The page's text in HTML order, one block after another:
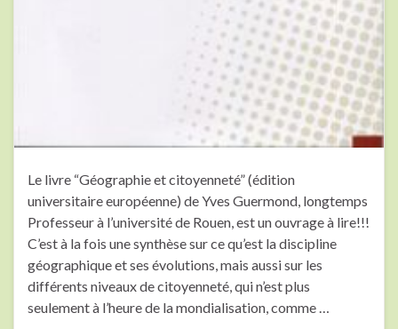
Le livre “Géographie et citoyenneté” (édition
universitaire européenne) de Yves Guermond, longtemps
Professeur à l’université de Rouen, est un ouvrage à lire!!!
C’est à la fois une synthèse sur ce qu’est la discipline
géographique et ses évolutions, mais aussi sur les
différents niveaux de citoyenneté, qui n’est plus
seulement à l’heure de la mondialisation, comme …